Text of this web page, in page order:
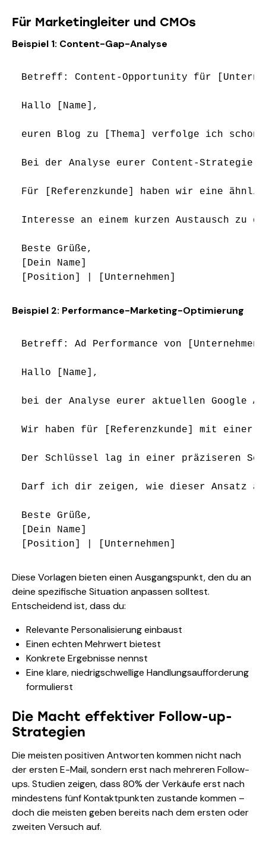
Für Marketingleiter und CMOs
Beispiel 1: Content-Gap-Analyse
Betreff: Content-Opportunity für
Hallo [Name],
euren Blog zu [Thema] verfolge ich
Bei der Analyse eurer Content-Strategie
Für [Referenzkunde] haben wir eine
Interesse an einem kurzen Austausch zu
Beste Grüße,
[Dein Name]
Beispiel 2: Performance-Marketing-Optimierung
Betreff: Ad Performance von
Hallo [Name],
bei der Analyse eurer aktuellen Google
Wir haben für [Referenzkunde] mit einer
Der Schlüssel lag in einer präziseren
Darf ich dir zeigen, wie dieser Ansatz
Beste Grüße,
[Dein Name]
Diese Vorlagen bieten einen Ausgangspunkt, den du an
deine spezifische Situation anpassen solltest.
Entscheidend ist, dass du:
Relevante Personalisierung einbaust
Einen echten Mehrwert bietest
Konkrete Ergebnisse nennst
Eine klare, niedrigschwellige Handlungsaufforderung
formulierst
Die Macht effektiver Follow-up-
Strategien
Die meisten positiven Antworten kommen nicht nach
der ersten E-Mail, sondern erst nach mehreren Follow-
ups. Studien zeigen, dass 80% der Verkäufe erst nach
mindestens fünf Kontaktpunkten zustande kommen –
doch die meisten geben bereits nach dem ersten oder
zweiten Versuch auf.